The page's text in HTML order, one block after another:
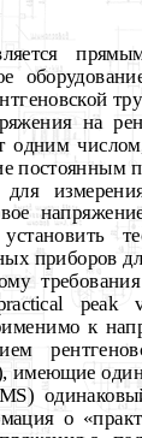
на
приборов
peak
к
имеющие
о